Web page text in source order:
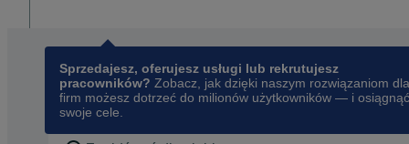
Sprzedajesz, oferujesz usługi lub rekrutujesz
pracowników? Zobacz, jak dzięki naszym rozwiązaniom dla
firm możesz dotrzeć do milionów użytkowników — i osiągnąć
swoje cele.